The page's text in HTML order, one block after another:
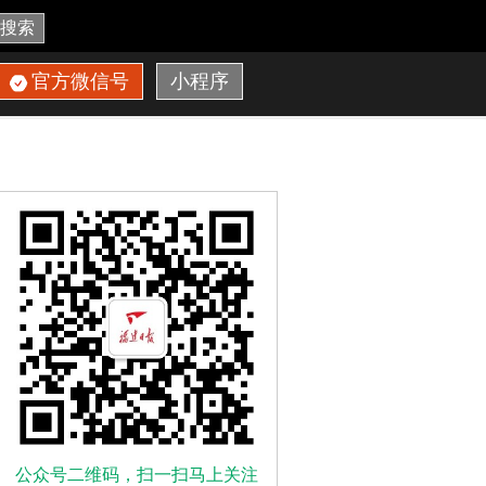
搜索
官方微信号 小程序
公众号二维码，扫一扫马上关注